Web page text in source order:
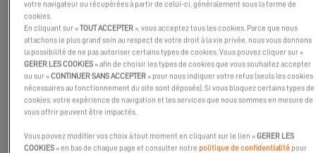
, profitez d’avantages uniques auprès de nos
partenaires exclusifs.
votre navigateur ou récupérées à partir de celui-ci, généralement sous la forme de
cookies.
En cliquant sur «TOUT ACCEPTER », vous acceptez tous les cookies. Parce que nous
attachons le plus grand soin au respect de votre droit à la vie privée, nous vous donnons
la possibilité de ne pas autoriser certains types de cookies. Vous pouvez cliquer sur «
GERER LES COOKIES » afin de choisir les types de cookies que vous souhaitez accepter
ou sur «CONTINUER SANS ACCEPTER » pour nous indiquer votre refus (seuls les cookies
nécessaires au fonctionnement du site sont déposés). Si vous bloquez certains types de
cookies, votre expérience de navigation et les services que nous sommes en mesure de
vous offrir peuvent être impactés.
Vous pouvez modifier vos choix à tout moment en cliquant sur le lien «GERER LES
COOKIES » en bas de chaque page et consulter notrepolitique de confidentialitépour